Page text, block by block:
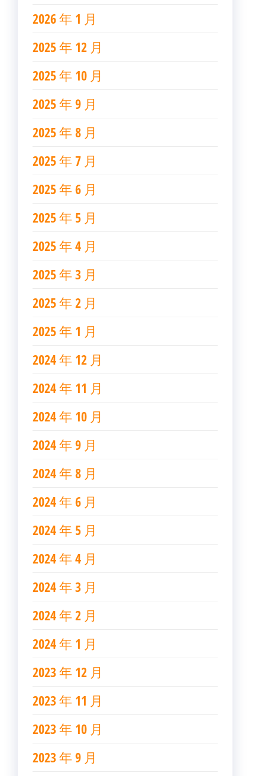
2026 年 1 月
2025 年 12 月
2025 年 10 月
2025 年 9 月
2025 年 8 月
2025 年 7 月
2025 年 6 月
2025 年 5 月
2025 年 4 月
2025 年 3 月
2025 年 2 月
2025 年 1 月
2024 年 12 月
2024 年 11 月
2024 年 10 月
2024 年 9 月
2024 年 8 月
2024 年 6 月
2024 年 5 月
2024 年 4 月
2024 年 3 月
2024 年 2 月
2024 年 1 月
2023 年 12 月
2023 年 11 月
2023 年 10 月
2023 年 9 月